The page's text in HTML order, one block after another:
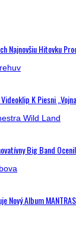
Najnovšiu Hitovku
K Piesni
Big Band
Nový Album